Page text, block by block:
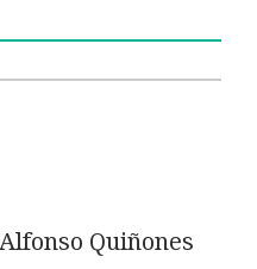
Quiñones